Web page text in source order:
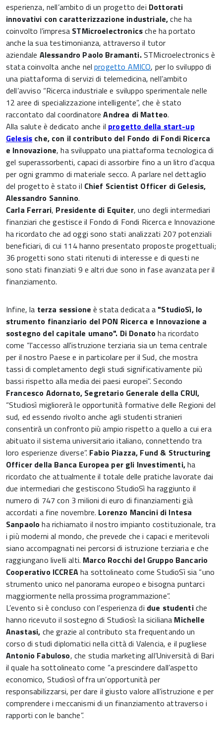
esperienza, nell’ambito di un progetto dei Dottorati
innovativi con caratterizzazione industriale,che ha
coinvolto l’impresa STMicroelectronicsche ha portato
anche la sua testimonianza, attraverso il tutor
aziendale Alessandro Paolo Bramanti.STMicroelectronics è
stata coinvolta anche nelprogetto AMICO, per lo sviluppo di
una piattaforma di servizi di telemedicina, nell’ambito
dell’avviso “Ricerca industriale e sviluppo sperimentale nelle
12 aree di specializzazione intelligente”, che è stato
raccontato dal coordinatoreAndrea di Matteo.
Alla salute è dedicato anche il progetto della start-up
Gelesis che, con il contributo del Fondo di Fondi Ricerca
e Innovazione, ha sviluppato una piattaforma tecnologica di
gel superassorbenti, capaci di assorbire fino a un litro d’acqua
per ogni grammo di materiale secco. A parlare nel dettaglio
del progetto è stato il Chief Scientist Officer di Gelesis,
Alessandro Sannino.
Carla Ferrari, Presidente di Equiter, uno degli intermediari
finanziari che gestisce il Fondo di Fondi Ricerca e Innovazione
ha ricordato che ad oggi sono stati analizzati 207 potenziali
beneficiari, di cui 114 hanno presentato proposte progettuali;
36 progetti sono stati ritenuti di interesse e di questi ne
sono stati finanziati 9 e altri due sono in fase avanzata per il
finanziamento.
Infine, la terza sessione è stata dedicata a "StudioSì, lo
strumento finanziario del PON Ricerca e Innovazione a
sostegno del capitale umano". Di Donatoha ricordato
come “l'accesso all'istruzione terziaria sia un tema centrale
per il nostro Paese e in particolare per il Sud, che mostra
tassi di completamento degli studi significativamente più
bassi rispetto alla media dei paesi europei". Secondo
Francesco Adornato, Segretario Generale della CRUI,
“Studiosì migliorerà le opportunità formative delle Regioni del
sud, ed essendo rivolto anche agli studenti stranieri
consentirà un confronto più ampio rispetto a quello a cui era
abituato il sistema universitario italiano, connettendo tra
loro esperienze diverse”. Fabio Piazza, Fund & Structuring
Officer della Banca Europea per gli Investimenti,ha
ricordato che attualmente il totale delle pratiche lavorate dai
due intermediari che gestiscono StudioSì ha raggiunto il
numero di 747 con 3 milioni di euro di finanziamenti già
accordati a fine novembre. Lorenzo Mancini di Intesa
Sanpaoloha richiamato il nostro impianto costituzionale, tra
i più moderni al mondo, che prevede che i capaci e meritevoli
siano accompagnati nei percorsi di istruzione terziaria e che
raggiungano livelli alti. Marco Rocchi del Gruppo Bancario
Cooperativo ICCREAha sottolineato come StudioSì sia “uno
strumento unico nel panorama europeo e bisogna puntarci
maggiormente nella prossima programmazione”.
L’evento si è concluso con l’esperienza di due studentiche
hanno ricevuto il sostegno di Studiosì: la siciliana Michelle
Anastasi, che grazie al contributo sta frequentando un
corso di studi diplomatici nella città di Valencia, e il pugliese
Antonio Fabuloso, che studia marketing all’Università di Bari
il quale ha sottolineato come “a prescindere dall’aspetto
economico, Studiosì offra un’opportunità per
responsabilizzarsi, per dare il giusto valore all’istruzione e per
comprendere i meccanismi di un finanziamento attraverso i
rapporti con le banche”.